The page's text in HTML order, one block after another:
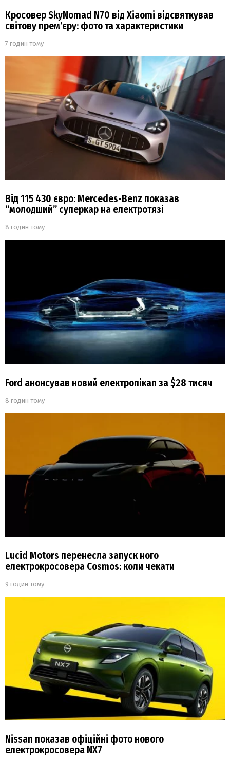
Кросовер SkyNomad N70 від Xiaomi відсвяткував
світову прем’єру: фото та характеристики
7 годин тому
Від 115 430 євро: Mercedes-Benz показав
“молодший” суперкар на електротязі
8 годин тому
Ford анонсував новий електропікап за $28 тисяч
8 годин тому
Lucid Motors перенесла запуск ного
електрокросовера Cosmos: коли чекати
9 годин тому
Nissan показав офіційні фото нового
електрокросовера NX7